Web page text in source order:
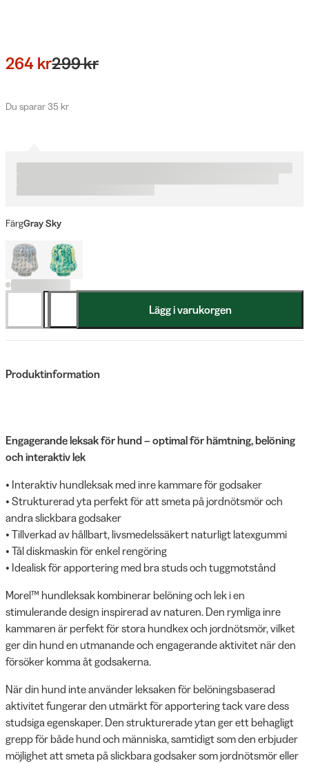
264 kr299 kr
Du sparar 35 kr
FärgGray Sky
Lägg i varukorgen
Produktinformation
Engagerande leksak för hund – optimal för hämtning, belöning
och interaktiv lek
• Interaktiv hundleksak med inre kammare för godsaker
• Strukturerad yta perfekt för att smeta på jordnötsmör och
andra slickbara godsaker
• Tillverkad av hållbart, livsmedelssäkert naturligt latexgummi
• Tål diskmaskin för enkel rengöring
• Idealisk för apportering med bra studs och tuggmotstånd
Morel™ hundleksak kombinerar belöning och lek i en
stimulerande design inspirerad av naturen. Den rymliga inre
kammaren är perfekt för stora hundkex och jordnötsmör, vilket
ger din hund en utmanande och engagerande aktivitet när den
försöker komma åt godsakerna.
När din hund inte använder leksaken för belöningsbaserad
aktivitet fungerar den utmärkt för apportering tack vare dess
studsiga egenskaper. Den strukturerade ytan ger ett behagligt
grepp för både hund och människa, samtidigt som den erbjuder
möjlighet att smeta på slickbara godsaker som jordnötsmör eller